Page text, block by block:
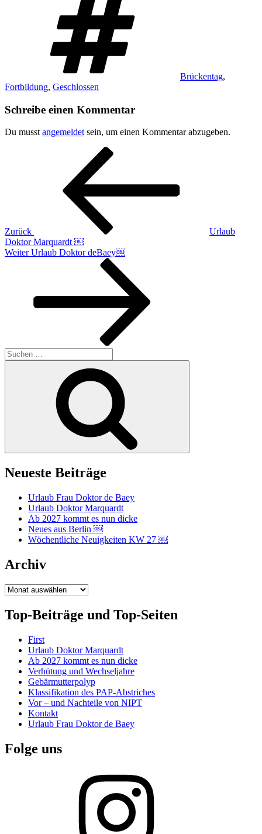
Brückentag,
Fortbildung, Geschlossen
Schreibe einen Kommentar
Du musst angemeldet sein, um einen Kommentar abzugeben.
Beitragsnavigation
Zurück
Urlaub
Doktor Marquardt ￼
Nächster
Weiter Urlaub Doktor deBaey￼
Suchen
nach:
Neueste Beiträge
Urlaub Frau Doktor de Baey
Urlaub Doktor Marquardt
Ab 2027 kommt es nun dicke
Neues aus Berlin ￼
Wöchentliche Neuigkeiten KW 27 ￼
Archiv
Archiv
Top-Beiträge und Top-Seiten
First
Urlaub Doktor Marquardt
Ab 2027 kommt es nun dicke
Verhütung und Wechseljahre
Gebärmutterpolyp
Klassifikation des PAP-Abstriches
Vor – und Nachteile von NIPT
Kontakt
Urlaub Frau Doktor de Baey
Folge uns